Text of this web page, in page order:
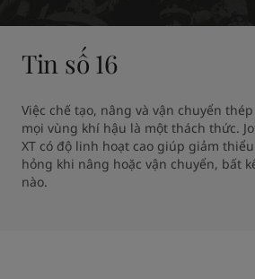
Tin số 16
Việc chế tạo, nâng và vận chuyển
mọi vùng khí hậu là một thách thức.
XT có độ linh hoạt cao giúp giảm
hỏng khi nâng hoặc vận chuyển, bất
nào.